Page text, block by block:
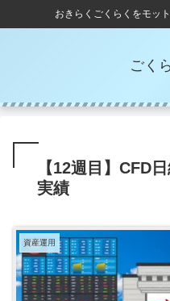
おきらくごくらくをモッ
ごく
【12週目】CFD
実績
資産運用